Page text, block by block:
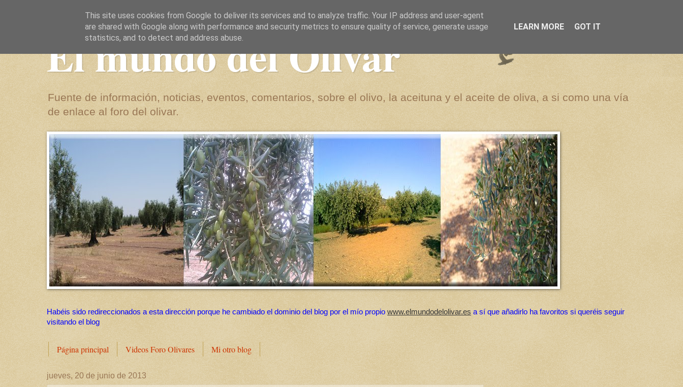
El mundo del Olivar
Fuente de información, noticias, eventos, comentarios, sobre el olivo, la aceituna y el aceite de oliva, a si como una vía
de enlace al foro del olivar.
Habéis sido redireccionados a esta dirección porque he cambiado el dominio del blog por el mío propio www.elmundodelolivar.es a sí que añadirlo ha favoritos si queréis seguir
visitando el blog
Página principal Videos Foro Olivares Mi otro blog
jueves, 20 de junio de 2013
This site uses cookies from Google to deliver its services and to analyze traffic. Your IP address and user-agent
are shared with Google along with performance and security metrics to ensure quality of service, generate usage
statistics, and to detect and address abuse.
LEARN MORE GOT IT